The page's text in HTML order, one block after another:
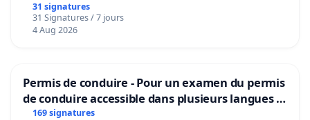
31 signatures
31 Signatures / 7 jours
4 Aug 2026
Permis de conduire - Pour un examen du permis
de conduire accessible dans plusieurs langues à
Bruxelles
169 signatures